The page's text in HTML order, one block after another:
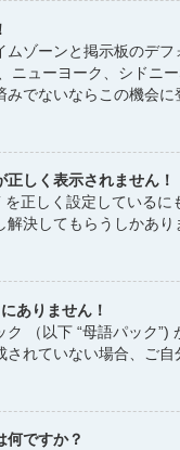
ゾーンと掲示板のデ
ニューヨーク、シドニ
でないならこの機会に
しく表示されません！
正しく設定している
決してもらうしかあり
ありません！
（以下 “母語パック
れていない場合、ご
何ですか？